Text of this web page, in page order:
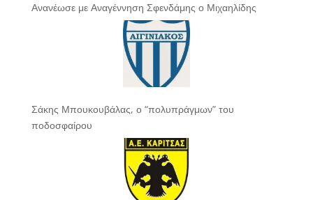
Ανανέωσε με Αναγέννηση Σφενδάμης ο Μιχαηλίδης
Σάκης Μπουκουβάλας, ο “πολυπράγμων” του
ποδοσφαίρου